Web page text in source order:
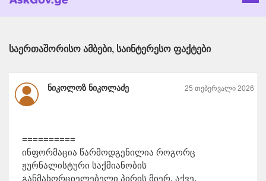
საერთაშორისო ამბები, საინტერესო ფაქტები
ნიკოლოზ ნიკოლაძე 25 თებერვალი 2026
==========
ინფორმაცია წარმოდგენილია როგორც
ჟურნალისტური საქმიანობის
განმახორციელებელი პირის მიერ. აქვე,